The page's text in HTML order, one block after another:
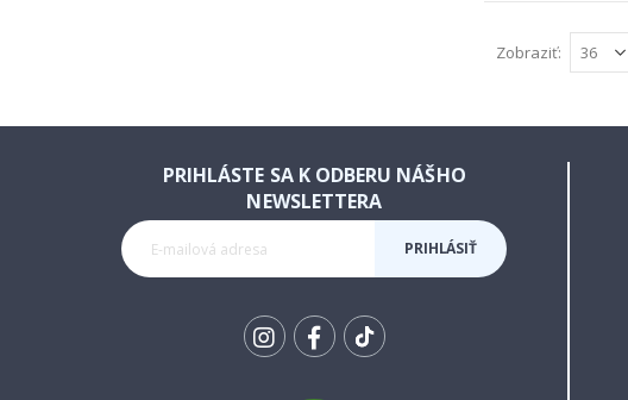
Zobraziť
PRIHLÁSTE SA K ODBERU NÁŠHO
NEWSLETTERA
PRIHLÁSIŤ